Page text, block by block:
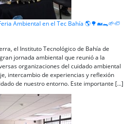
Ambiental en el Tec Bahía 🌎🌳🐋🐊🌱🦥
el Instituto Tecnológico de Bahía de
jornada ambiental que reunió a la
organizaciones del cuidado ambiental
intercambio de experiencias y reflexión
de nuestro entorno. Este importante […]